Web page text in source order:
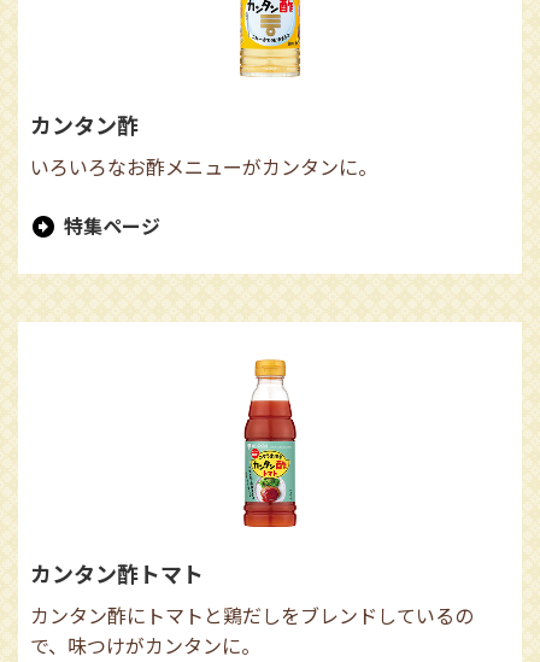
カンタン酢
いろいろなお酢メニューがカンタンに。
特集ページ
カンタン酢トマト
カンタン酢にトマトと鶏だしをブレンドしているの
で、味つけがカンタンに。